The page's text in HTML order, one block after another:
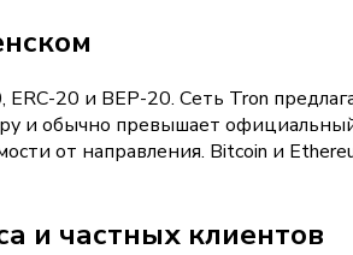
ERC-20 и BEP-20. Сеть Tron
и обычно превышает
от направления. Bitcoin и
и частных клиентов